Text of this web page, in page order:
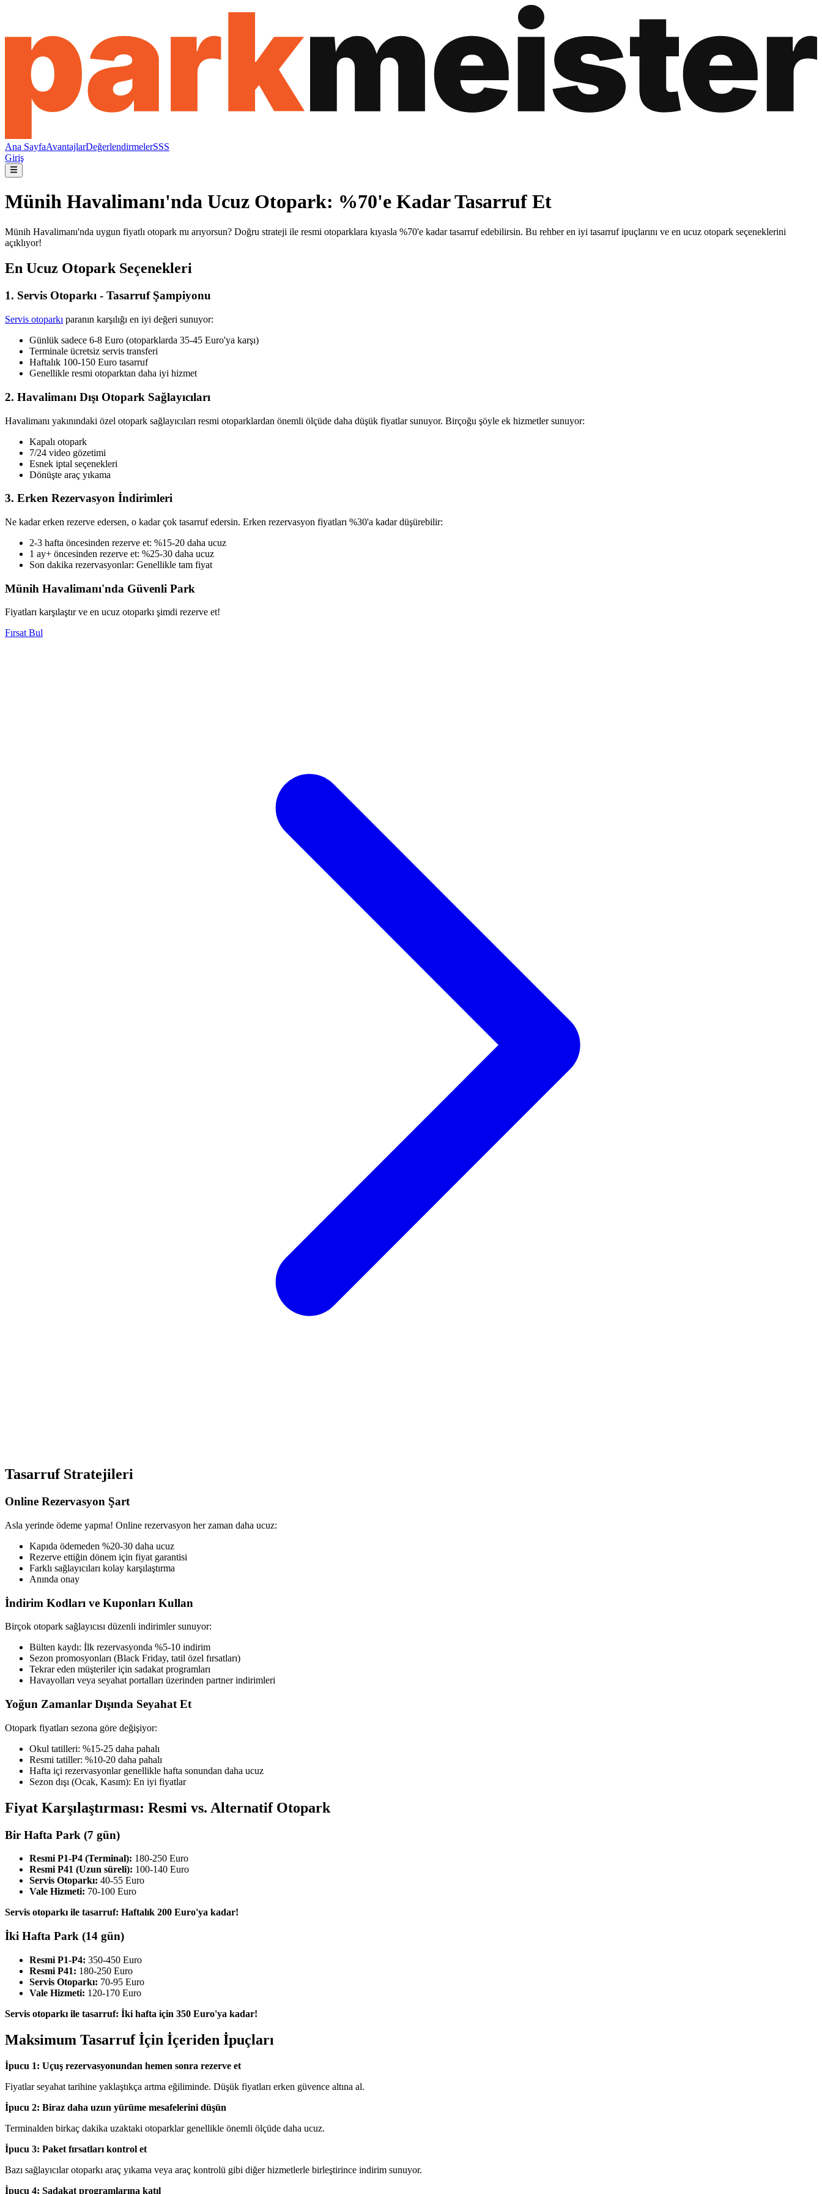
Ana SayfaAvantajlarDeğerlendirmelerSSS
Giriş
Münih Havalimanı'nda Ucuz Otopark: %70'e Kadar Tasarruf Et
Münih Havalimanı'nda uygun fiyatlı otopark mı arıyorsun? Doğru strateji ile resmi otoparklara kıyasla %70'e kadar tasarruf edebilirsin. Bu rehber en iyi tasarruf ipuçlarını ve en ucuz otopark seçeneklerini
açıklıyor!
En Ucuz Otopark Seçenekleri
1. Servis Otoparkı - Tasarruf Şampiyonu
Servis otoparkı paranın karşılığı en iyi değeri sunuyor:
Günlük sadece 6-8 Euro (otoparklarda 35-45 Euro'ya karşı)
Terminale ücretsiz servis transferi
Haftalık 100-150 Euro tasarruf
Genellikle resmi otoparktan daha iyi hizmet
2. Havalimanı Dışı Otopark Sağlayıcıları
Havalimanı yakınındaki özel otopark sağlayıcıları resmi otoparklardan önemli ölçüde daha düşük fiyatlar sunuyor. Birçoğu şöyle ek hizmetler sunuyor:
Kapalı otopark
7/24 video gözetimi
Esnek iptal seçenekleri
Dönüşte araç yıkama
3. Erken Rezervasyon İndirimleri
Ne kadar erken rezerve edersen, o kadar çok tasarruf edersin. Erken rezervasyon fiyatları %30'a kadar düşürebilir:
2-3 hafta öncesinden rezerve et: %15-20 daha ucuz
1 ay+ öncesinden rezerve et: %25-30 daha ucuz
Son dakika rezervasyonlar: Genellikle tam fiyat
Münih Havalimanı'nda Güvenli Park
Fiyatları karşılaştır ve en ucuz otoparkı şimdi rezerve et!
Fırsat Bul
Tasarruf Stratejileri
Online Rezervasyon Şart
Asla yerinde ödeme yapma! Online rezervasyon her zaman daha ucuz:
Kapıda ödemeden %20-30 daha ucuz
Rezerve ettiğin dönem için fiyat garantisi
Farklı sağlayıcıları kolay karşılaştırma
Anında onay
İndirim Kodları ve Kuponları Kullan
Birçok otopark sağlayıcısı düzenli indirimler sunuyor:
Bülten kaydı: İlk rezervasyonda %5-10 indirim
Sezon promosyonları (Black Friday, tatil özel fırsatları)
Tekrar eden müşteriler için sadakat programları
Havayolları veya seyahat portalları üzerinden partner indirimleri
Yoğun Zamanlar Dışında Seyahat Et
Otopark fiyatları sezona göre değişiyor:
Okul tatilleri: %15-25 daha pahalı
Resmi tatiller: %10-20 daha pahalı
Hafta içi rezervasyonlar genellikle hafta sonundan daha ucuz
Sezon dışı (Ocak, Kasım): En iyi fiyatlar
Fiyat Karşılaştırması: Resmi vs. Alternatif Otopark
Bir Hafta Park (7 gün)
Resmi P1-P4 (Terminal): 180-250 Euro
Resmi P41 (Uzun süreli): 100-140 Euro
Servis Otoparkı: 40-55 Euro
Vale Hizmeti: 70-100 Euro
Servis otoparkı ile tasarruf: Haftalık 200 Euro'ya kadar!
İki Hafta Park (14 gün)
Resmi P1-P4: 350-450 Euro
Resmi P41: 180-250 Euro
Servis Otoparkı: 70-95 Euro
Vale Hizmeti: 120-170 Euro
Servis otoparkı ile tasarruf: İki hafta için 350 Euro'ya kadar!
Maksimum Tasarruf İçin İçeriden İpuçları
İpucu 1: Uçuş rezervasyonundan hemen sonra rezerve et
Fiyatlar seyahat tarihine yaklaştıkça artma eğiliminde. Düşük fiyatları erken güvence altına al.
İpucu 2: Biraz daha uzun yürüme mesafelerini düşün
Terminalden birkaç dakika uzaktaki otoparklar genellikle önemli ölçüde daha ucuz.
İpucu 3: Paket fırsatları kontrol et
Bazı sağlayıcılar otoparkı araç yıkama veya araç kontrolü gibi diğer hizmetlerle birleştirince indirim sunuyor.
İpucu 4: Sadakat programlarına katıl